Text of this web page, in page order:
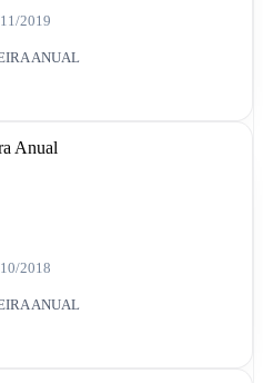
2019
ANUAL
Anual
2018
ANUAL